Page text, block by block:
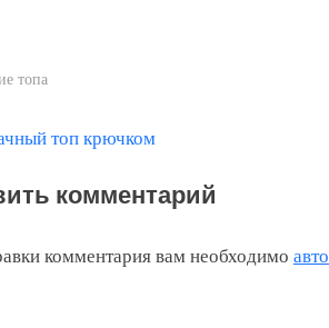
топа
топ крючком
комментарий
комментария вам необходимо